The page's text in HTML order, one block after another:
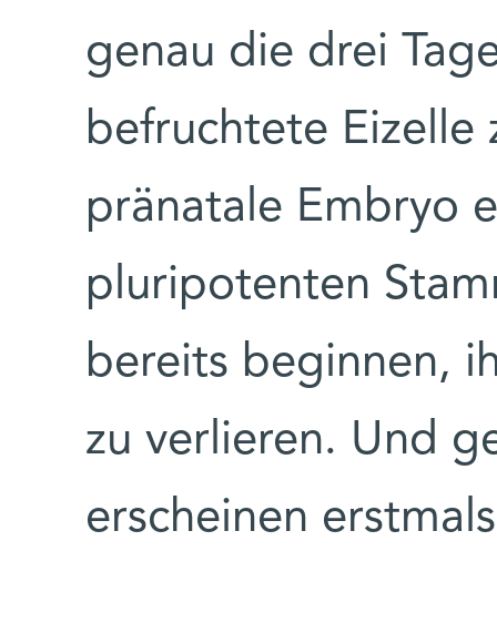
genau die drei
befruchtete
pränatale Embryo
pluripotenten
bereits beginnen,
zu verlieren. Und
erscheinen